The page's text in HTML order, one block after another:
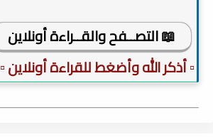
📖 التصــفح والقــراءة أونلاين
▫️ أذكر الله وأضغط للقراءة أونلاين ▫️